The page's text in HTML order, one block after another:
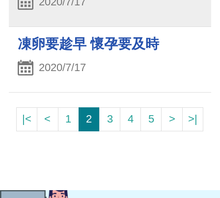
凍卵要趁早 懷孕要及時
2020/7/17
|< < 1 2 3 4 5 > >|